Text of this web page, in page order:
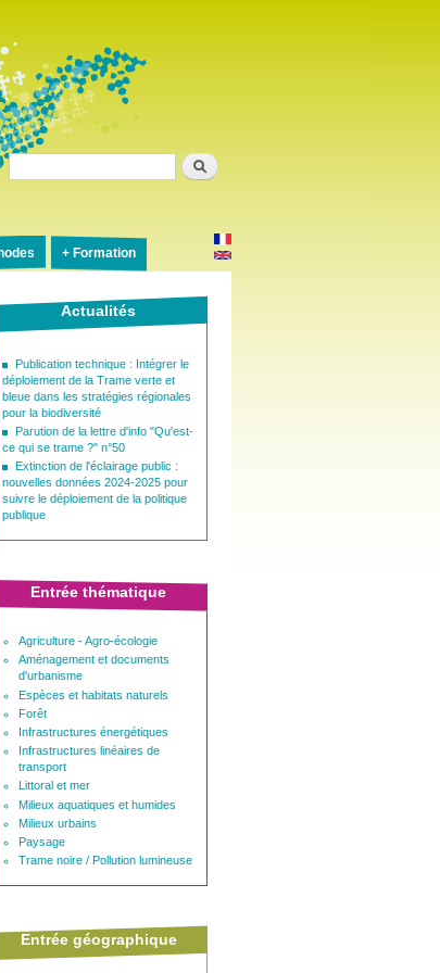
Formation
Actualités
Publication technique : Intégrer le
déploiement de la Trame verte et
bleue dans les stratégies régionales
pour la biodiversité
Parution de la lettre d'info "Qu'est-
ce qui se trame ?" n°50
Extinction de l'éclairage public :
nouvelles données 2024-2025 pour
suivre le déploiement de la politique
publique
Entrée thématique
Agriculture - Agro-écologie
Aménagement et documents
d'urbanisme
Espèces et habitats naturels
Forêt
Infrastructures énergétiques
Infrastructures linéaires de
transport
Littoral et mer
Milieux aquatiques et humides
Milieux urbains
Paysage
Trame noire / Pollution lumineuse
Entrée géographique